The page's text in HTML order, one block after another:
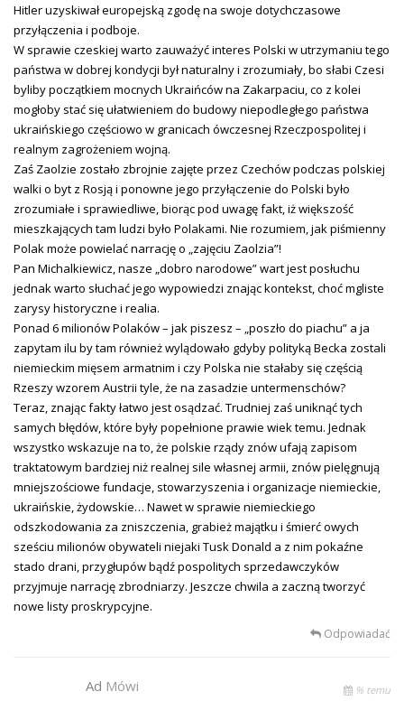
Hitler uzyskiwał europejską zgodę na swoje dotychczasowe
przyłączenia i podboje.
W sprawie czeskiej warto zauważyć interes Polski w utrzymaniu tego
państwa w dobrej kondycji był naturalny i zrozumiały, bo słabi Czesi
byliby początkiem mocnych Ukraińców na Zakarpaciu, co z kolei
mogłoby stać się ułatwieniem do budowy niepodległego państwa
ukraińskiego częściowo w granicach ówczesnej Rzeczpospolitej i
realnym zagrożeniem wojną.
Zaś Zaolzie zostało zbrojnie zajęte przez Czechów podczas polskiej
walki o byt z Rosją i ponowne jego przyłączenie do Polski było
zrozumiałe i sprawiedliwe, biorąc pod uwagę fakt, iż większość
mieszkających tam ludzi było Polakami. Nie rozumiem, jak piśmienny
Polak może powielać narrację o „zajęciu Zaolzia”!
Pan Michalkiewicz, nasze „dobro narodowe” wart jest posłuchu
jednak warto słuchać jego wypowiedzi znając kontekst, choć mgliste
zarysy historyczne i realia.
Ponad 6 milionów Polaków – jak piszesz – „poszło do piachu” a ja
zapytam ilu by tam również wylądowało gdyby polityką Becka zostali
niemieckim mięsem armatnim i czy Polska nie stałaby się częścią
Rzeszy wzorem Austrii tyle, że na zasadzie untermenschów?
Teraz, znając fakty łatwo jest osądzać. Trudniej zaś uniknąć tych
samych błędów, które były popełnione prawie wiek temu. Jednak
wszystko wskazuje na to, że polskie rządy znów ufają zapisom
traktatowym bardziej niż realnej sile własnej armii, znów pielęgnują
mniejszościowe fundacje, stowarzyszenia i organizacje niemieckie,
ukraińskie, żydowskie… Nawet w sprawie niemieckiego
odszkodowania za zniszczenia, grabież majątku i śmierć owych
sześciu milionów obywateli niejaki Tusk Donald a z nim pokaźne
stado drani, przygłupów bądź pospolitych sprzedawczyków
przyjmuje narrację zbrodniarzy. Jeszcze chwila a zaczną tworzyć
nowe listy proskrypcyjne.
Odpowiadać
Ad Mówi % temu